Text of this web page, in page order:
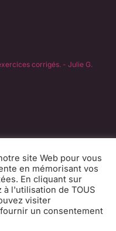
corrigés. - Julie G.
candidate libre depuis
Contact
site Web pour vous
en mémorisant vos
En cliquant sur
l'utilisation de TOUS
visiter
un consentement